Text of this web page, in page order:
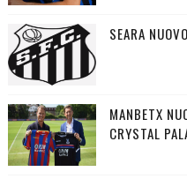
SEARA
MANBETX
CRYSTAL